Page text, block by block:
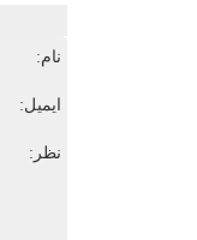
نام:
ایمیل:
نظر: